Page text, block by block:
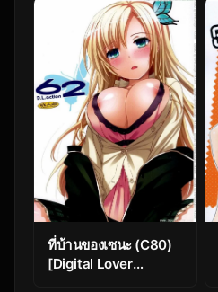
ที่บ้านของเซนะ (C80)
[Digital Lover